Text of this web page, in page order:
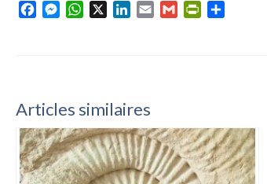
FacebookMessenger
WhatsAppLinkedIn
Email Gmail PrintFriendly
Articles similaires